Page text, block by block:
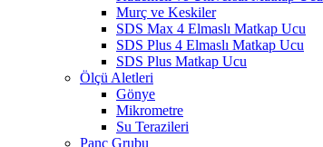
Murç ve Keskiler
SDS Max 4 Elmaslı Matkap Ucu
SDS Plus 4 Elmaslı Matkap Ucu
SDS Plus Matkap Ucu
Ölçü Aletleri
Gönye
Mikrometre
Su Terazileri
Panç Grubu